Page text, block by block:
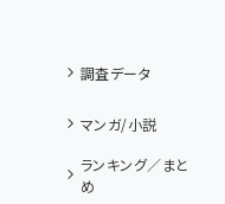
調査データ
マンガ/小説
ランキング／まと
め